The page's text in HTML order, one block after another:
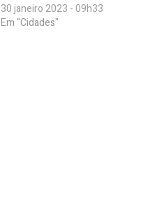
30 janeiro 2023 - 09h33
Em "Cidades"